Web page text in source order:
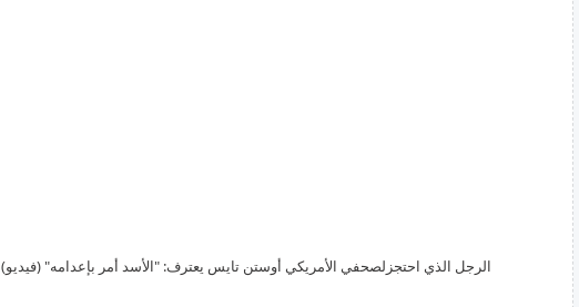
الرجل الذي احتجزلصحفي الأمريكي أوستن تايس يعترف: "الأسد أمر بإعدامه" (فيديو)